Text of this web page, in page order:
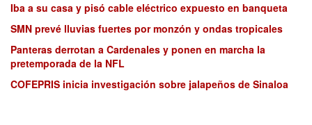
Iba a su casa y pisó cable eléctrico expuesto en banqueta
SMN prevé lluvias fuertes por monzón y ondas tropicales
Panteras derrotan a Cardenales y ponen en marcha la
pretemporada de la NFL
COFEPRIS inicia investigación sobre jalapeños de Sinaloa